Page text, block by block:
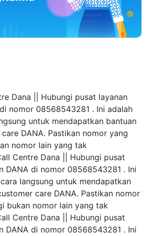
Dana || Hubungi pusat layanan
nomor 08568543281 . Ini adalah
untuk mendapatkan bantuan
DANA. Pastikan nomor yang
nomor lain yang tak
Centre Dana || Hubungi pusat
DANA di nomor 08568543281 . Ini
langsung untuk mendapatkan
care DANA. Pastikan nomor
bukan nomor lain yang tak
Centre Dana || Hubungi pusat
DANA di nomor 08568543281 . Ini